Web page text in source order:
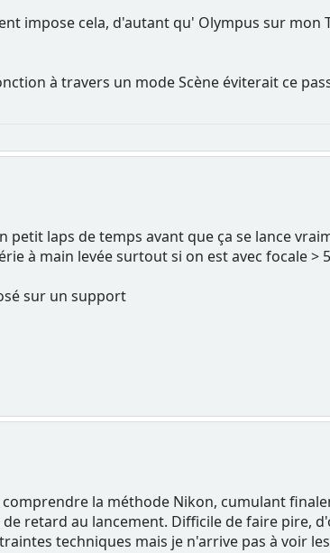
impose cela, d'autant qu' Olympus sur mon
à travers un mode Scène éviterait ce
petit laps de temps avant que ça se lance
à main levée surtout si on est avec focale >
sur un support
comprendre la méthode Nikon, cumulant
retard au lancement. Difficile de faire pire,
techniques mais je n'arrive pas à voir